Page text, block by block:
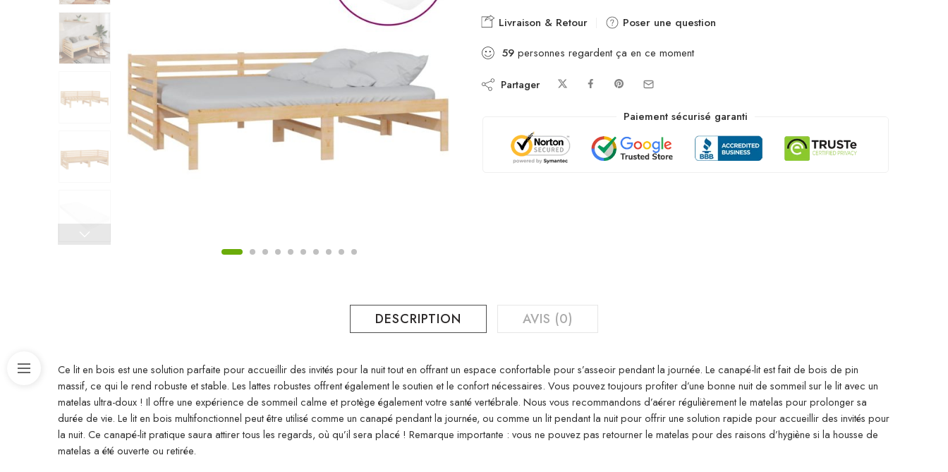
Livraison & Retour
Poser une question
59 personnes regardent ça en ce moment
Partager
Paiement sécurisé garanti
DESCRIPTION AVIS (0)
Ce lit en bois est une solution parfaite pour accueillir des invités pour la nuit tout en offrant un espace confortable pour s’asseoir pendant la journée. Le canapé-lit est fait de bois de pin
massif, ce qui le rend robuste et stable. Les lattes robustes offrent également le soutien et le confort nécessaires. Vous pouvez toujours profiter d’une bonne nuit de sommeil sur le lit avec un
matelas ultra-doux ! Il offre une expérience de sommeil calme et protège également votre santé vertébrale. Nous vous recommandons d’aérer régulièrement le matelas pour prolonger sa
durée de vie. Le lit en bois multifonctionnel peut être utilisé comme un canapé pendant la journée, ou comme un lit pendant la nuit pour offrir une solution rapide pour accueillir des invités pour
la nuit. Ce canapé-lit pratique saura attirer tous les regards, où qu’il sera placé ! Remarque importante : vous ne pouvez pas retourner le matelas pour des raisons d’hygiène si la housse de
matelas a été ouverte ou retirée.